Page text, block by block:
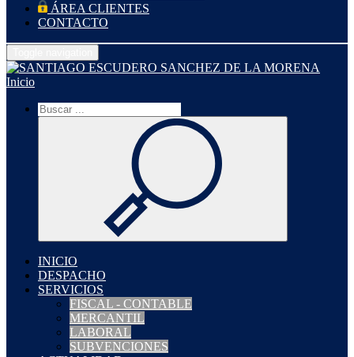
ÁREA CLIENTES
CONTACTO
Inicio
INICIO
DESPACHO
SERVICIOS
FISCAL - CONTABLE
MERCANTIL
LABORAL
SUBVENCIONES